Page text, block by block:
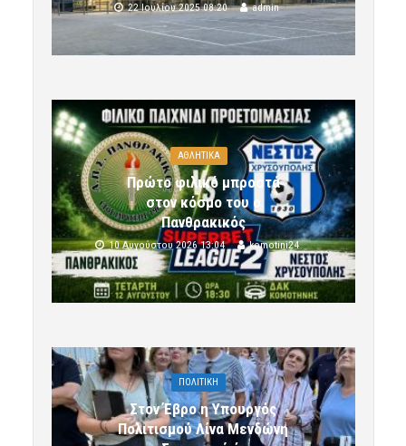
22 Ιουλίου 2025 08:20 admin
ΑΘΛΗΤΙΚΑ
Πρώτο φιλικό μπροστά
στον κόσμο του ο
Πανθρακικός
10 Αυγούστου 2026 13:04 komotini24
ΠΟΛΙΤΙΚΗ
Στον Έβρο η Υπουργός
Πολιτισμού Λίνα Μενδώνη